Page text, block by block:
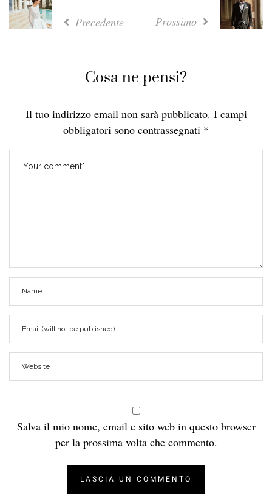
Precedente Prossimo
Cosa ne pensi?
Il tuo indirizzo email non sarà pubblicato. I campi
obbligatori sono contrassegnati *
Salva il mio nome, email e sito web in questo browser
per la prossima volta che commento.